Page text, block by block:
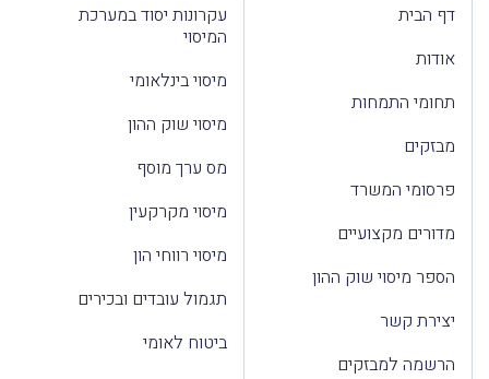
דף הבית
אודות
תחומי התמחות
מבזקים
פרסומי המשרד
מדורים מקצועיים
הספר מיסוי שוק ההון
יצירת קשר
הרשמה למבזקים
עקרונות יסוד במערכת
המיסוי
מיסוי בינלאומי
מיסוי שוק ההון
מס ערך מוסף
מיסוי מקרקעין
מיסוי רווחי הון
תגמול עובדים ובכירים
ביטוח לאומי